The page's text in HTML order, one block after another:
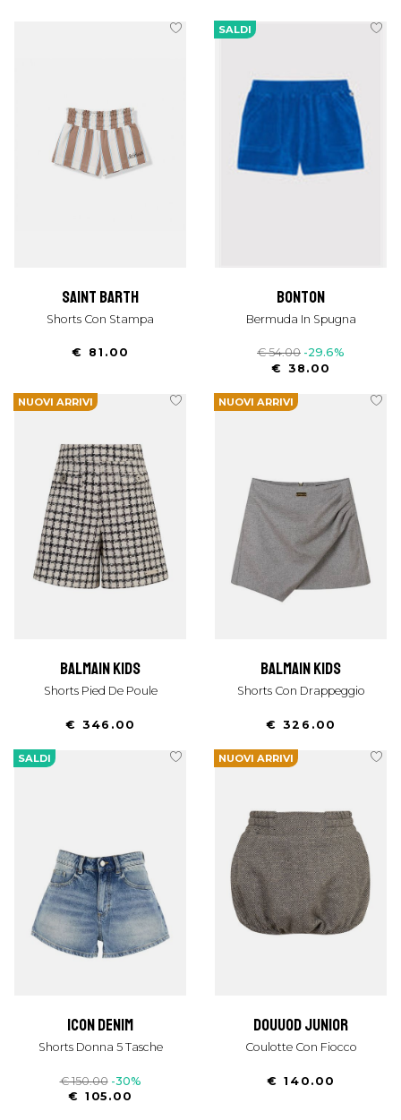
saint barth
Shorts Con Stampa
€ 81.00
SALDI
bonton
Bermuda In Spugna
€ 54.00 -29.6%
€ 38.00
NUOVI ARRIVI
balmain kids
Shorts Pied De Poule
€ 346.00
NUOVI ARRIVI
balmain kids
Shorts Con Drappeggio
€ 326.00
SALDI
icon denim
Shorts Donna 5 Tasche
€ 150.00 -30%
€ 105.00
NUOVI ARRIVI
douuod junior
Coulotte Con Fiocco
€ 140.00